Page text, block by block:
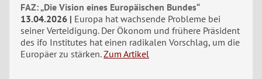
FAZ: „Die Vision eines Europäischen Bundes“
13.04.2026
Europa hat wachsende Probleme bei
seiner Verteidigung. Der Ökonom und frühere Präsident
des ifo Institutes hat einen radikalen Vorschlag, um die
Europäer zu stärken. Zum Artikel